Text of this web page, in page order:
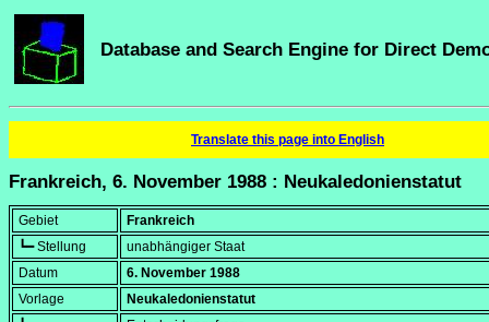
Database and Search Engine for Direct
Translate this page into English
Frankreich, 6. November 1988 : Neukaledonienstatut
Gebiet
Frankreich
┗━ Stellung
unabhängiger Staat
Datum
6. November 1988
Vorlage
Neukaledonienstatut